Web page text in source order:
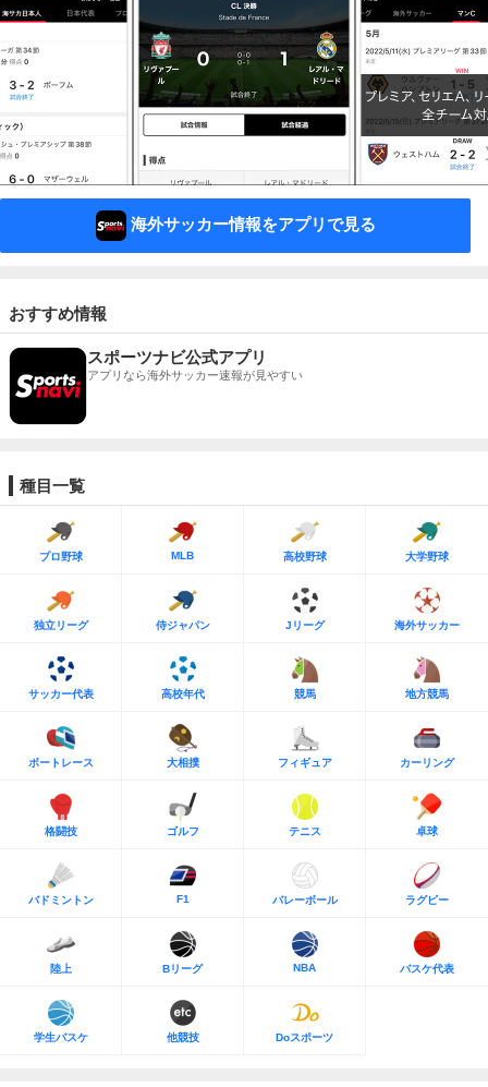
海外サッカー情報をアプリで見る
おすすめ情報
スポーツナビ公式アプリ
アプリなら海外サッカー速報が見やすい
種目一覧
プロ野球 MLB 高校野球 大学野球
独立リーグ 侍ジャパン Jリーグ 海外サッカー
サッカー代表 高校年代 競馬 地方競馬
ボートレース 大相撲 フィギュア カーリング
格闘技 ゴルフ テニス 卓球
バドミントン F1 バレーボール ラグビー
陸上 Bリーグ NBA バスケ代表
学生バスケ 他競技 Doスポーツ